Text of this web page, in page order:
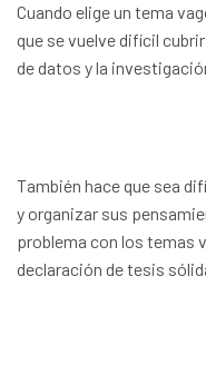
Cuando elige un tema
que se vuelve difícil
de datos y la
También hace que sea
y organizar sus
problema con los temas
declaración de tesis